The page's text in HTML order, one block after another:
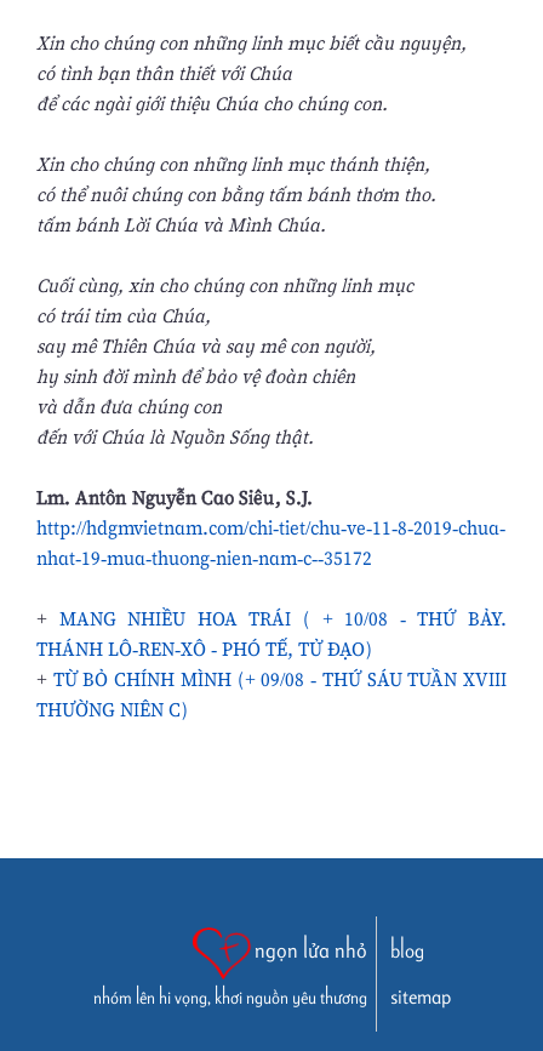
Xin cho chúng con những linh mục biết cầu nguyện,
có tình bạn thân thiết với Chúa
để các ngài giới thiệu Chúa cho chúng con.
Xin cho chúng con những linh mục thánh thiện,
có thể nuôi chúng con bằng tấm bánh thơm tho.
tấm bánh Lời Chúa và Mình Chúa.
Cuối cùng, xin cho chúng con những linh mục
có trái tim của Chúa,
say mê Thiên Chúa và say mê con người,
hy sinh đời mình để bảo vệ đoàn chiên
và dẫn đưa chúng con
đến với Chúa là Nguồn Sống thật.
Lm. Antôn Nguyễn Cao Siêu, S.J.
http://hdgmvietnam.com/chi-tiet/chu-ve-11-8-2019-chua-
nhat-19-mua-thuong-nien-nam-c--35172
+ MANG NHIỀU HOA TRÁI ( + 10/08 - THỨ BẢY.
THÁNH LÔ-REN-XÔ - PHÓ TẾ, TỬ ĐẠO)
+ TỪ BỎ CHÍNH MÌNH (+ 09/08 - THỨ SÁU TUẦN XVIII
THƯỜNG NIÊN C)
ngọn lửa nhỏ
nhóm lên hi vọng, khơi nguồn yêu thương
blog
sitemap